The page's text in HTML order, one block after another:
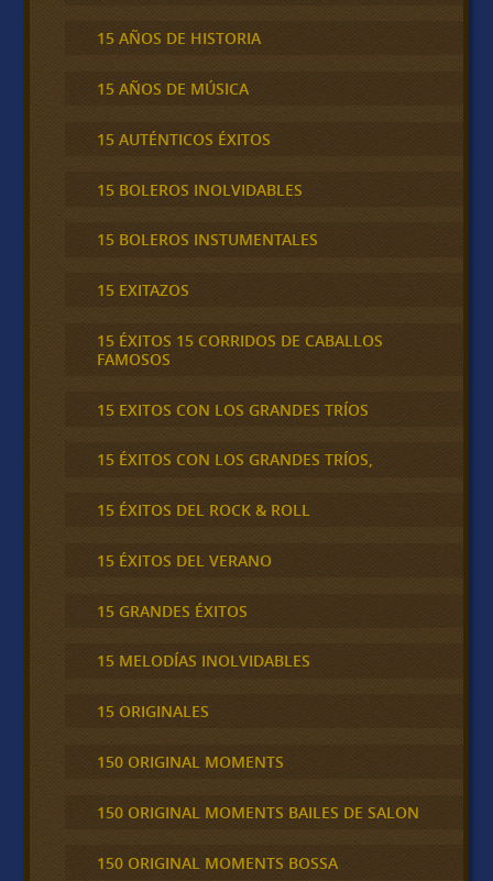
15 AÑOS DE HISTORIA
15 AÑOS DE MÚSICA
15 AUTÉNTICOS ÉXITOS
15 BOLEROS INOLVIDABLES
15 BOLEROS INSTUMENTALES
15 EXITAZOS
15 ÉXITOS 15 CORRIDOS DE CABALLOS
FAMOSOS
15 EXITOS CON LOS GRANDES TRÍOS
15 ÉXITOS CON LOS GRANDES TRÍOS,
15 ÉXITOS DEL ROCK & ROLL
15 ÉXITOS DEL VERANO
15 GRANDES ÉXITOS
15 MELODÍAS INOLVIDABLES
15 ORIGINALES
150 ORIGINAL MOMENTS
150 ORIGINAL MOMENTS BAILES DE SALON
150 ORIGINAL MOMENTS BOSSA